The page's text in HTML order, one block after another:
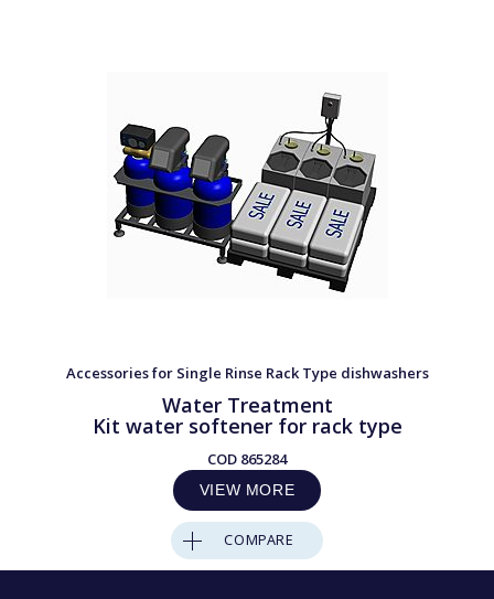
Accessories for Single Rinse Rack Type dishwashers
Water Treatment
Kit water softener for rack type
COD 865284
VIEW MORE
COMPARE